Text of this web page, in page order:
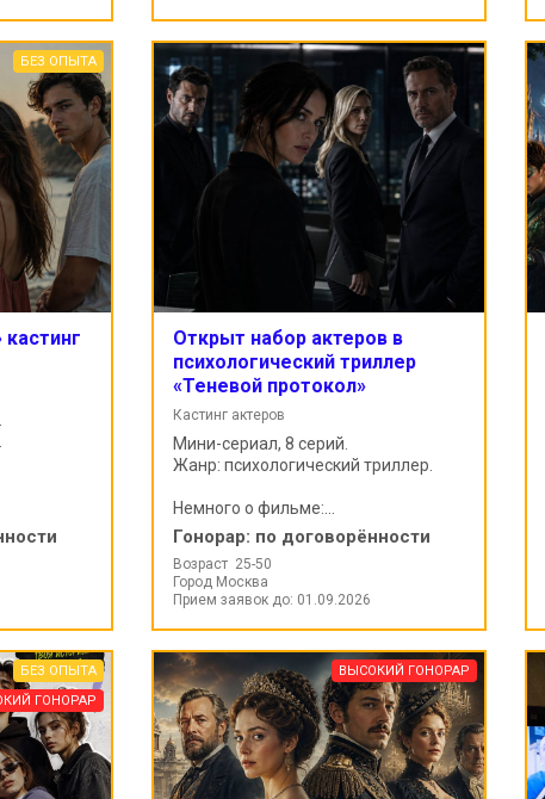
БЕЗ ОПЫТА
Открыт набор актеров в
психологический триллер
«Теневой протокол»
Кастинг актеров
Мини-сериал, 8 серий.
Жанр: психологический триллер.
Немного о фильме:...
Гонорар: по договорённости
Возраст 25-50
Город Москва
Прием заявок до: 01.09.2026
БЕЗ ОПЫТА
ГОНОРАР
ВЫСОКИЙ ГОНОРАР